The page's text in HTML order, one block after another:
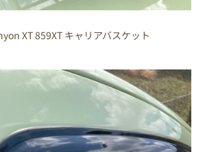
XT 859XT キャリアバスケット